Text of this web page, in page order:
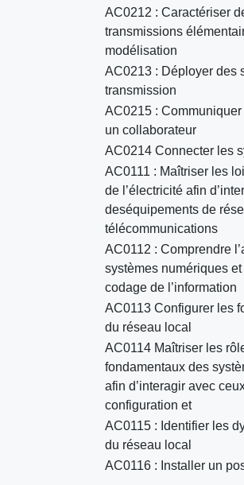
AC0212 : Caractériser
transmissions
modélisation
AC0213 : Déployer des
transmission
AC0215 :
un collaborateur
AC0214 Connecter les
AC0111 : Maîtriser les
de l’électricité afin
deséquipements de
télécommunications
AC0112 : Comprendre
systèmes numériques
codage de l’information
AC0113 Configurer les
du réseau local
AC0114 Maîtriser les
fondamentaux des
afin d’interagir avec
configuration et
AC0115 : Identifier les
du réseau local
AC0116 : Installer un